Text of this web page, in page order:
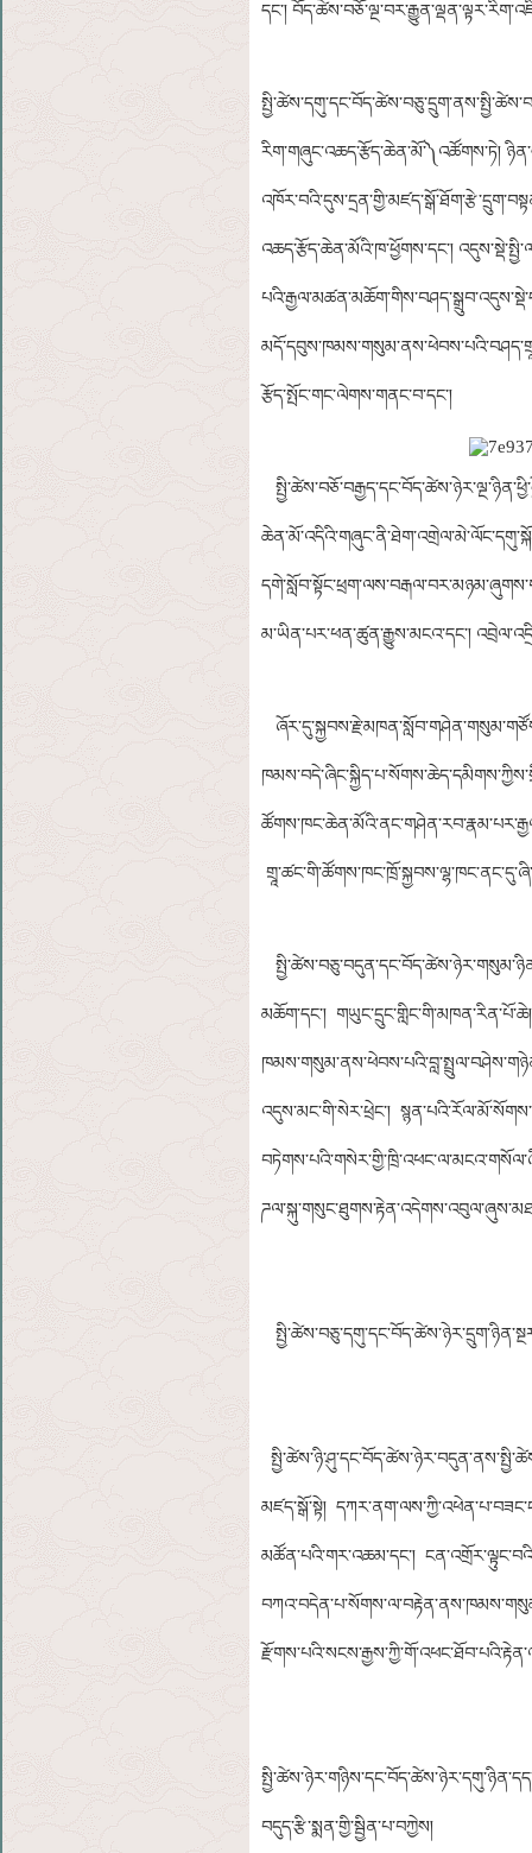
དང་།
རིག་གཞུང་འཆད་རྩོད་ཆེན་མོ་༽འཚོགས་ཏེ།
འཆད་རྩོད་ཆེན་མོའི་ཁ་ཕྱོགས་དང་།
རྩོད་སྤོང་གང་ལེགས་གནང་བ་དང་།
མ་ཡིན་པར་ཕན་ཚུན་རྒྱུས་མངའ་དང་།
མཆོག་དང་།
འདུས་མང་གི་སེར་ཕྲེང་།
མཛད་སྒོ་སྟེ།
མཚོན་པའི་གར་འཆམ་དང་།
བདུད་རྩི་སྨན་གྱི་སྦྱིན་པ་བཀྱེས།